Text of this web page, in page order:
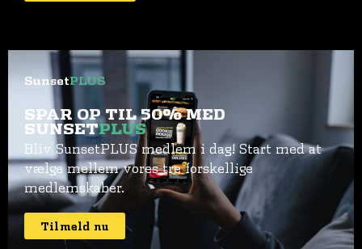
SunsetPLUS
SPAR OP TIL 50% MED
SUNSETPLUS
Bliv SunsetPLUS medlem i dag! Start med at
vælge mellem vores tre forskellige
medlemskaber.
Tilmeld nu